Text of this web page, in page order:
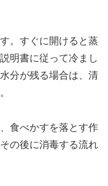
。すぐに開けると蒸
明書に従って冷まし
分が残る場合は、清
食べかすを落とす作
の後に消毒する流れ